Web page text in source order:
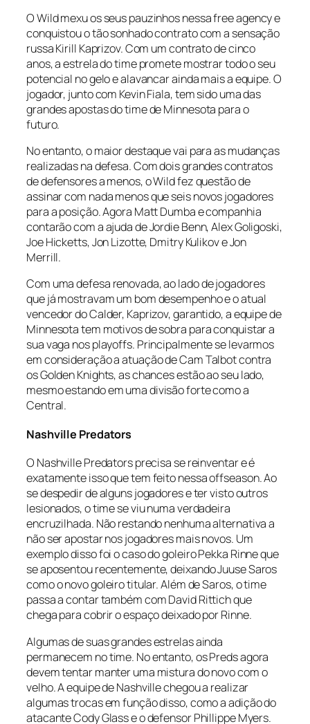
O Wild mexu os seus pauzinhos nessafree agencye
conquistou o tão sonhado contrato com a sensação
russa Kirill Kaprizov. Com um contrato de cinco
anos, a estrela do time promete mostrar todo o seu
potencial no gelo e alavancar ainda mais a equipe. O
jogador, junto com Kevin Fiala, tem sido uma das
grandes apostas do time de Minnesota para o
futuro.
No entanto, o maior destaque vai para as mudanças
realizadas na defesa. Com dois grandes contratos
de defensores a menos, o Wild fez questão de
assinar com nada menos que seis novos jogadores
para a posição. Agora Matt Dumba e companhia
contarão com a ajuda de Jordie Benn, Alex Goligoski,
Joe Hicketts, Jon Lizotte, Dmitry Kulikov e Jon
Merrill.
Com uma defesa renovada, ao lado de jogadores
que já mostravam um bom desempenho e o atual
vencedor do Calder, Kaprizov, garantido, a equipe de
Minnesota tem motivos de sobra para conquistar a
sua vaga nosplayoffs. Principalmente se levarmos
em consideração a atuação de Cam Talbot contra
os Golden Knights, as chances estão ao seu lado,
mesmo estando em uma divisão forte como a
Central.
Nashville Predators
O Nashville Predators precisa se reinventar e é
exatamente isso que tem feito nessaoffseason. Ao
se despedir de alguns jogadores e ter visto outros
lesionados, o time se viu numa verdadeira
encruzilhada. Não restando nenhuma alternativa a
não ser apostar nos jogadores mais novos. Um
exemplo disso foi o caso do goleiro Pekka Rinne que
se aposentou recentemente, deixando Juuse Saros
como o novo goleiro titular. Além de Saros, o time
passa a contar também com David Rittich que
chega para cobrir o espaço deixado por Rinne.
Algumas de suas grandes estrelas ainda
permanecem no time. No entanto, os Preds agora
devem tentar manter uma mistura do novo com o
velho. A equipe de Nashville chegou a realizar
algumas trocas em função disso, como a adição do
atacante Cody Glass e o defensor Phillippe Myers.